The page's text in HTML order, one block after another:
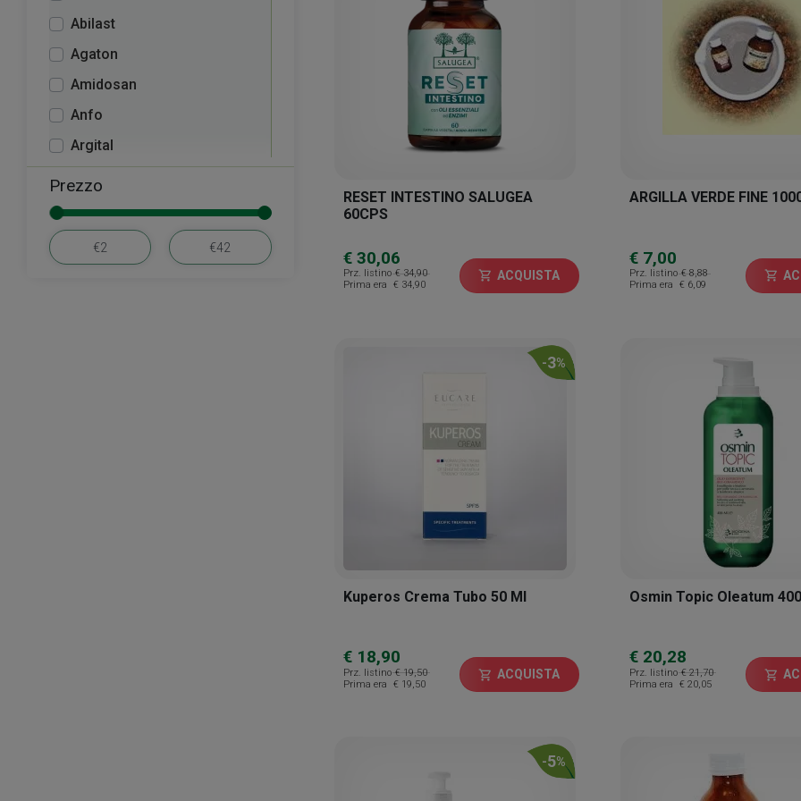
Abilast
Agaton
Amidosan
Anfo
Argital
Biogena
Biogroup
Bionike
Prezzo
RESET INTESTINO SALUGEA
60CPS
€ 30,06
Prz. listino € 34,90
Prima era
€ 34,90
shopping_cart ACQUISTA
ARGILLA VERDE FINE
€ 7,00
Prz. listino € 8,88
Prima era
€ 6,09
shopping_cart
-3%
Kuperos Crema Tubo 50 Ml
€ 18,90
Prz. listino € 19,50
Prima era
€ 19,50
shopping_cart ACQUISTA
Osmin Topic Oleatum
€ 20,28
Prz. listino € 21,70
Prima era
€ 20,05
shopping_cart
-5%